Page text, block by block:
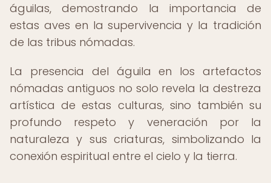
águilas, demostrando la importancia de
estas aves en la supervivencia y la tradición
de las tribus nómadas.
La presencia del águila en los artefactos
nómadas antiguos no solo revela la destreza
artística de estas culturas, sino también su
profundo respeto y veneración por la
naturaleza y sus criaturas, simbolizando la
conexión espiritual entre el cielo y la tierra.